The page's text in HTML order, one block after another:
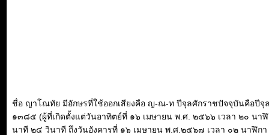
ชื่อ ญาโณทัย มีอักษรที่ใช้ออกเสียงคือ ญ-ณ-ท ปีจุลศักราชปัจจุบันคือปีจุ
๑๓๘๕ (ผู้ที่เกิดตั้งแต่วันอาทิตย์ที่ ๑๖ เมษายน พ.ศ. ๒๕๖๖ เวลา ๒๐ นา
นาที ๒๔ วินาที ถึงวันอังคารที่ ๑๖ เมษายน พ.ศ.๒๕๖๗ เวลา ๐๒ นาฬิก